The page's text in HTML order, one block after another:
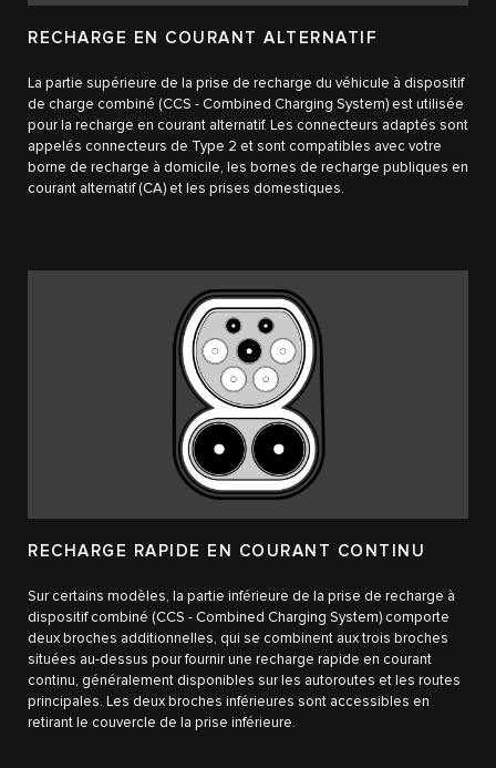
RECHARGE EN COURANT ALTERNATIF
La partie supérieure de la prise de recharge du véhicule à dispositif
de charge combiné (CCS - Combined Charging System) est utilisée
pour la recharge en courant alternatif. Les connecteurs adaptés sont
appelés connecteurs de Type 2 et sont compatibles avec votre
borne de recharge à domicile, les bornes de recharge publiques en
courant alternatif (CA) et les prises domestiques.
RECHARGE RAPIDE EN COURANT CONTINU
Sur certains modèles, la partie inférieure de la prise de recharge à
dispositif combiné (CCS - Combined Charging System) comporte
deux broches additionnelles, qui se combinent aux trois broches
situées au-dessus pour fournir une recharge rapide en courant
continu, généralement disponibles sur les autoroutes et les routes
principales. Les deux broches inférieures sont accessibles en
retirant le couvercle de la prise inférieure.